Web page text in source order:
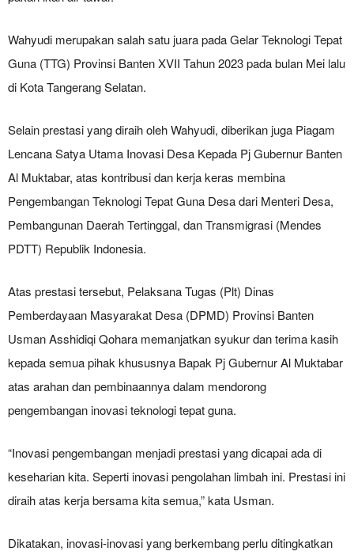
Wahyudi merupakan salah satu juara pada Gelar Teknologi Tepat
Guna (TTG) Provinsi Banten XVII Tahun 2023 pada bulan Mei lalu
di Kota Tangerang Selatan.
Selain prestasi yang diraih oleh Wahyudi, diberikan juga Piagam
Lencana Satya Utama Inovasi Desa Kepada Pj Gubernur Banten
Al Muktabar, atas kontribusi dan kerja keras membina
Pengembangan Teknologi Tepat Guna Desa dari Menteri Desa,
Pembangunan Daerah Tertinggal, dan Transmigrasi (Mendes
PDTT) Republik Indonesia.
Atas prestasi tersebut, Pelaksana Tugas (Plt) Dinas
Pemberdayaan Masyarakat Desa (DPMD) Provinsi Banten
Usman Asshidiqi Qohara memanjatkan syukur dan terima kasih
kepada semua pihak khususnya Bapak Pj Gubernur Al Muktabar
atas arahan dan pembinaannya dalam mendorong
pengembangan inovasi teknologi tepat guna.
“Inovasi pengembangan menjadi prestasi yang dicapai ada di
keseharian kita. Seperti inovasi pengolahan limbah ini. Prestasi ini
diraih atas kerja bersama kita semua,” kata Usman.
Dikatakan, inovasi-inovasi yang berkembang perlu ditingkatkan